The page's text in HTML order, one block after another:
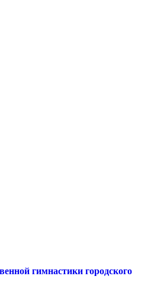
гимнастики городского